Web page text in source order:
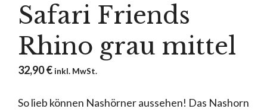
Safari Friends
Rhino grau mittel
32,90€ inkl. MwSt.
So lieb können Nashörner aussehen! Das Nashorn